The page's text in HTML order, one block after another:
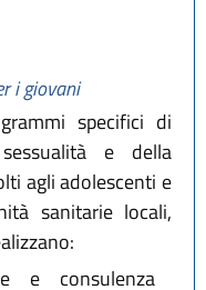
i giovani
specifici di
e della
agli adolescenti e
sanitarie locali,
e consulenza